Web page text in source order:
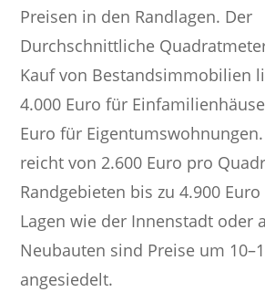
Preisen in den Randlagen. Der
Durchschnittliche
Kauf von Bestandsimmobilien
4.000 Euro für
Euro für
reicht von 2.600 Euro pro
Randgebieten bis zu 4.900
Lagen wie der Innenstadt oder
Neubauten sind Preise um
angesiedelt.